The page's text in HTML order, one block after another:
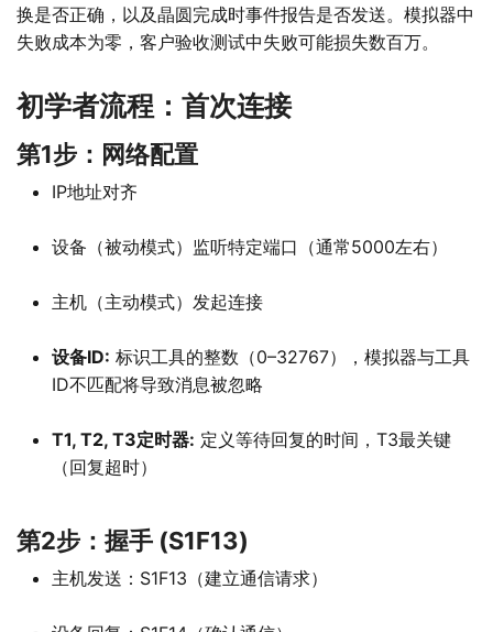
换是否正确，以及晶圆完成时事件报告是否发送。模拟器中
失败成本为零，客户验收测试中失败可能损失数百万。
初学者流程：首次连接
第1步：网络配置
IP地址对齐
设备（被动模式）监听特定端口（通常5000左右）
主机（主动模式）发起连接
设备ID: 标识工具的整数（0–32767），模拟器与工具
ID不匹配将导致消息被忽略
T1, T2, T3定时器: 定义等待回复的时间，T3最关键
（回复超时）
第2步：握手 (S1F13)
主机发送：S1F13（建立通信请求）